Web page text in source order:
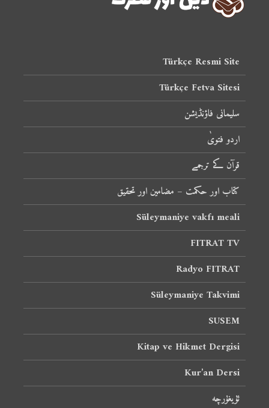
Türkçe Resmi Site
Türkçe Fetva Sitesi
سلیمانی فاؤنڈیشن
اردو فتویٰ
قرآن کے ترجمے
کتاب اور حکمت – مضامین اور تحقیق
Süleymaniye vakfı meali
FITRAT TV
Radyo FITRAT
Süleymaniye Takvimi
SUSEM
Kitap ve Hikmet Dergisi
Kur’an Dersi
ئۇيغۇرچە